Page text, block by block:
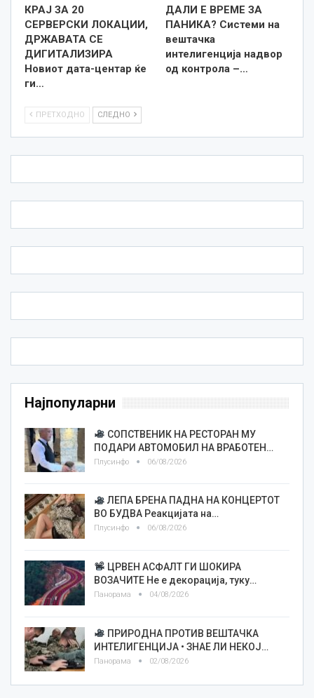
КРАЈ ЗА 20
СЕРВЕРСКИ ЛОКАЦИИ,
ДРЖАВАТА СЕ
ДИГИТАЛИЗИРА
Новиот дата-центар ќе
ги…
ДАЛИ Е ВРЕМЕ ЗА
ПАНИКА? Системи на
вештачка
интелигенција надвор
од контрола –…
ПРЕТХОДНО СЛЕДНО
Најпопуларни
СОПСТВЕНИК НА РЕСТОРАН МУ
ПОДАРИ АВТОМОБИЛ НА ВРАБОТЕН…
Плусинфо 06/08/2026
ЛЕПА БРЕНА ПАДНА НА КОНЦЕРТОТ
ВО БУДВА Реакцијата на…
Плусинфо 06/08/2026
ЦРВЕН АСФАЛТ ГИ ШОКИРА
ВОЗАЧИТЕ Не е декорација, туку…
Панорама 04/08/2026
ПРИРОДНА ПРОТИВ ВЕШТАЧКА
ИНТЕЛИГЕНЦИЈА • ЗНАЕ ЛИ НЕКОЈ…
Панорама 02/08/2026